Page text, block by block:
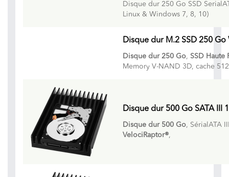
Disque dur 250 Go SSD
Linux & Windows 7, 8, 10)
Disque dur M.2 SSD 250 Go
Disque dur 250 Go, SSD Haute
Memory V-NAND 3D, cache
Disque dur 500 Go SATA III
Disque dur 500 Go, SérialATA
VelociRaptor®,